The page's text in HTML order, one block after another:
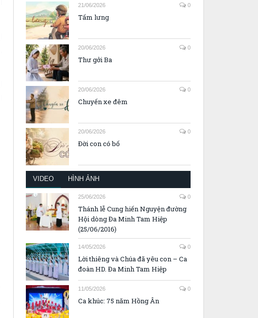
21/06/2026 0
Tấm lưng
20/06/2026 0
Thư gởi Ba
20/06/2026 0
Chuyến xe đêm
20/06/2026 0
Đời con có bố
VIDEO HÌNH ẢNH
25/06/2026 0
Thánh lễ Cung hiến Nguyện đường
Hội dòng Đa Minh Tam Hiệp
(25/06/2016)
14/05/2026 0
Lời thiêng và Chúa đã yêu con – Ca
đoàn HD. Đa Minh Tam Hiệp
11/05/2026 0
Ca khúc: 75 năm Hồng Ân